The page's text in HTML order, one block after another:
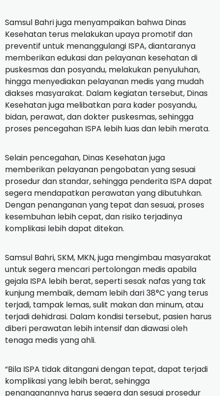
Samsul Bahri juga menyampaikan bahwa Dinas
Kesehatan terus melakukan upaya promotif dan
preventif untuk menanggulangi ISPA, diantaranya
memberikan edukasi dan pelayanan kesehatan di
puskesmas dan posyandu, melakukan penyuluhan,
hingga menyediakan pelayanan medis yang mudah
diakses masyarakat. Dalam kegiatan tersebut, Dinas
Kesehatan juga melibatkan para kader posyandu,
bidan, perawat, dan dokter puskesmas, sehingga
proses pencegahan ISPA lebih luas dan lebih merata.
Selain pencegahan, Dinas Kesehatan juga
memberikan pelayanan pengobatan yang sesuai
prosedur dan standar, sehingga penderita ISPA dapat
segera mendapatkan perawatan yang dibutuhkan.
Dengan penanganan yang tepat dan sesuai, proses
kesembuhan lebih cepat, dan risiko terjadinya
komplikasi lebih dapat ditekan.
Samsul Bahri, SKM, MKN, juga mengimbau masyarakat
untuk segera mencari pertolongan medis apabila
gejala ISPA lebih berat, seperti sesak nafas yang tak
kunjung membaik, demam lebih dari 38°C yang terus
terjadi, tampak lemas, sulit makan dan minum, atau
terjadi dehidrasi. Dalam kondisi tersebut, pasien harus
diberi perawatan lebih intensif dan diawasi oleh
tenaga medis yang ahli.
“Bila ISPA tidak ditangani dengan tepat, dapat terjadi
komplikasi yang lebih berat, sehingga
penanganannya harus segera dan sesuai prosedur